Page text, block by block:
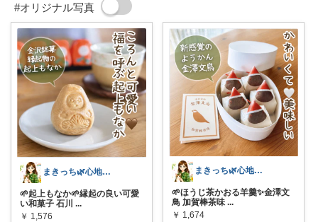
#オリジナル写真
まきっち🌿心地よい暮らし🌿
🌱起上もなか🌱縁起の良い可愛
い和菓子 石川 ...
￥ 1,576
まきっち🌿心地よい暮らし🌿
🌱ほうじ茶かおる羊羹✨金澤文
鳥 加賀棒茶味 ...
￥ 1,674